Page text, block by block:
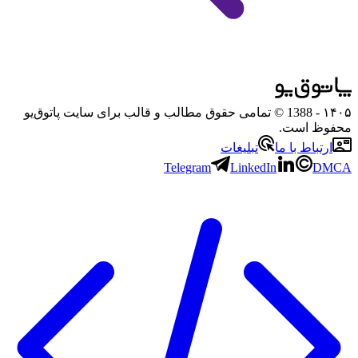
۱۴۰۵
- 1388 © تمامی حقوق مطالب و قالب برای سایت پاتوق‌یو
محفوظ است.
ارتباط با ما
تبلیغات
Telegram
LinkedIn DMCA